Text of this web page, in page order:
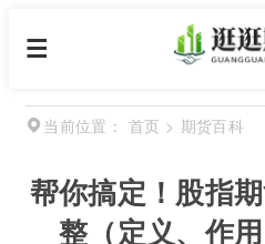
当前位置： 首页 > 期货百科
帮你搞定！股指
整（定义、作